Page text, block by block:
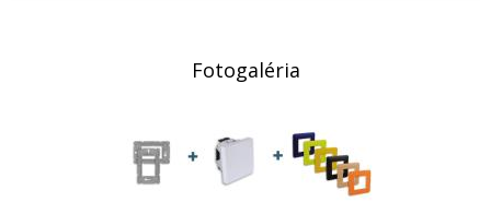
Fotogaléria